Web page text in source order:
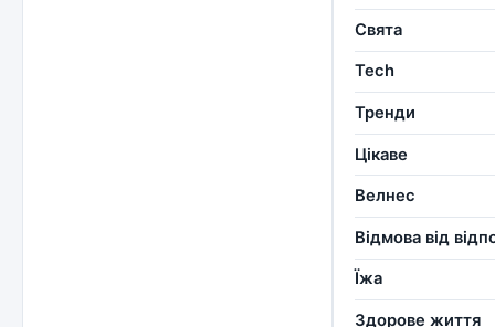
Свята
Tech
Тренди
Цікаве
Велнес
Відмова від
Їжа
Здорове життя